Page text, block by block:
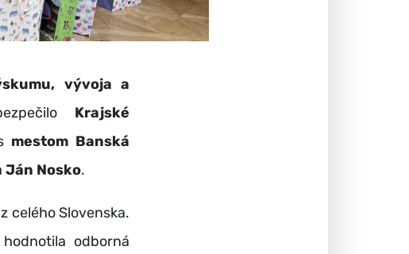
vývoja a
Krajské
mestom Banská
Ján Nosko.
z celého Slovenska.
odborná